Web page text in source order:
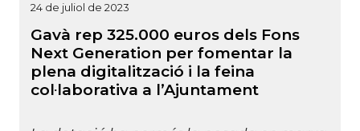
24 de juliol de 2023
Gavà rep 325.000 euros dels Fons
Next Generation per fomentar la
plena digitalització i la feina
col·laborativa a l’Ajuntament